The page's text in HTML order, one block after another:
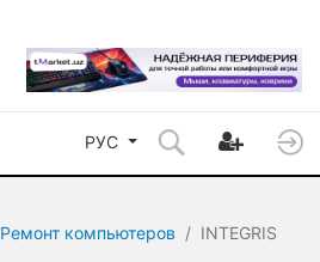
РУС
Ремонт компьютеров INTEGRIS